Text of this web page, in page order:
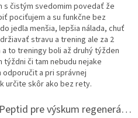
s čistým svedomim povedať že
pociťujem a su funkčne bez
jedla menšia, lepšia nálada, chuť
stravu a trening ale za 2
to treningy boli až druhý týžden
či tam nebudu nejake
odporučit a pri správnej
určite skôr ako bez rety.
BPC-157 5mg – Peptid pre výskum regenerácie.